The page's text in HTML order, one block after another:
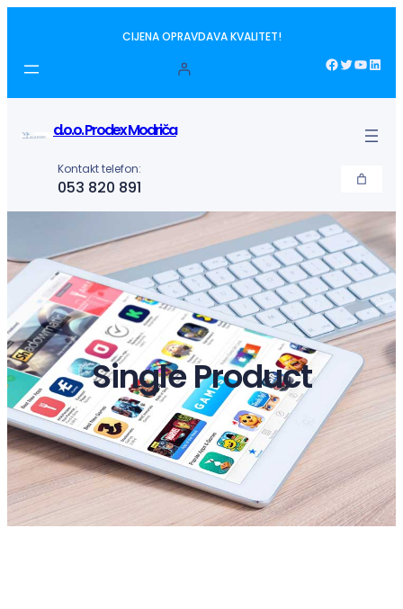
sadržaj
CIJENA OPRAVDAVA KVALITET!
Facebook Twitter YouTube LinkedIn
d.o.o. Prodex Modriča
Kontakt telefon:
053 820 891
Single Product